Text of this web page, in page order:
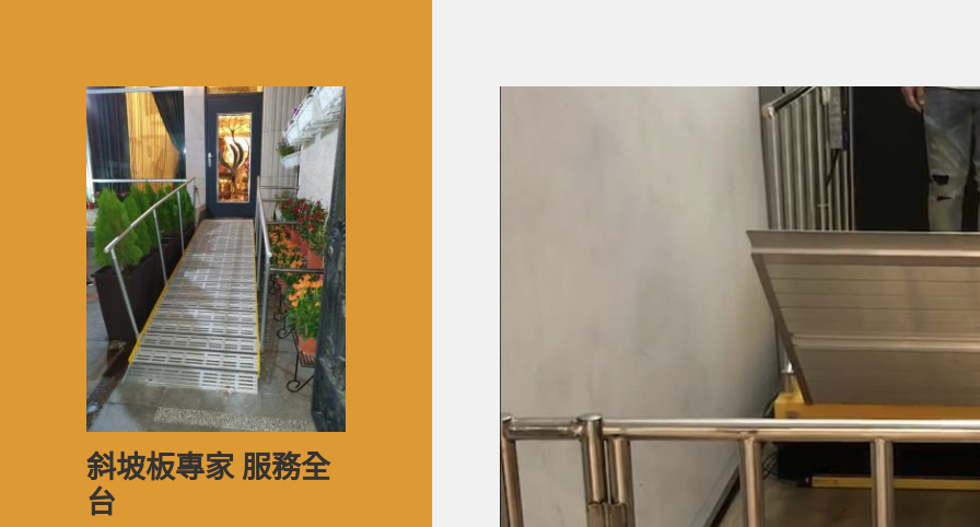
斜坡板專家 服務全
台